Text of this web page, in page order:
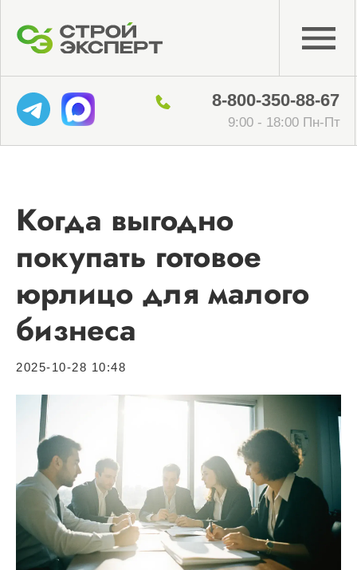
Когда выгодно
покупать готовое
юрлицо для малого
бизнеса
2025-10-28 10:48